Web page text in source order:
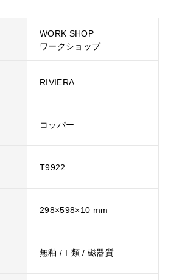
WORK SHOP
ワークショップ
RIVIERA
コッパー
T9922
298×598×10 mm
無釉 /Ⅰ類 / 磁器質